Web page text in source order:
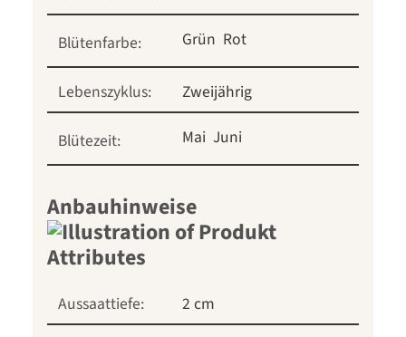
Blütenfarbe: Grün Rot
Lebenszyklus: Zweijährig
Blütezeit: Mai Juni
Anbauhinweise
Aussaattiefe:
2 cm